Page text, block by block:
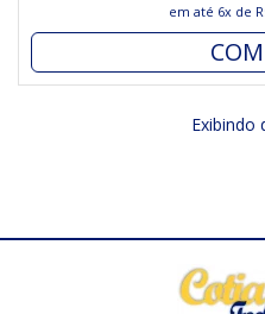
em até 6x de
Exibindo